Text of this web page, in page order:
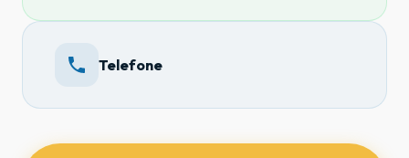
Telefone